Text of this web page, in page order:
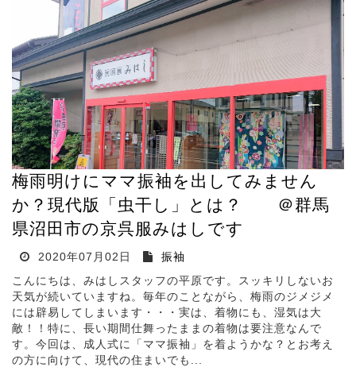
梅雨明けにママ振袖を出してみません
か？現代版「虫干し」とは？ ＠群馬
県沼田市の京呉服みはしです
2020年07月02日
振袖
こんにちは、みはしスタッフの平原です。スッキリしないお
天気が続いていますね。毎年のことながら、梅雨のジメジメ
には辟易してしまいます・・・実は、着物にも、湿気は大
敵！！特に、長い期間仕舞ったままの着物は要注意なんで
す。今回は、成人式に「ママ振袖」を着ようかな？とお考え
の方に向けて、現代の住まいでも...